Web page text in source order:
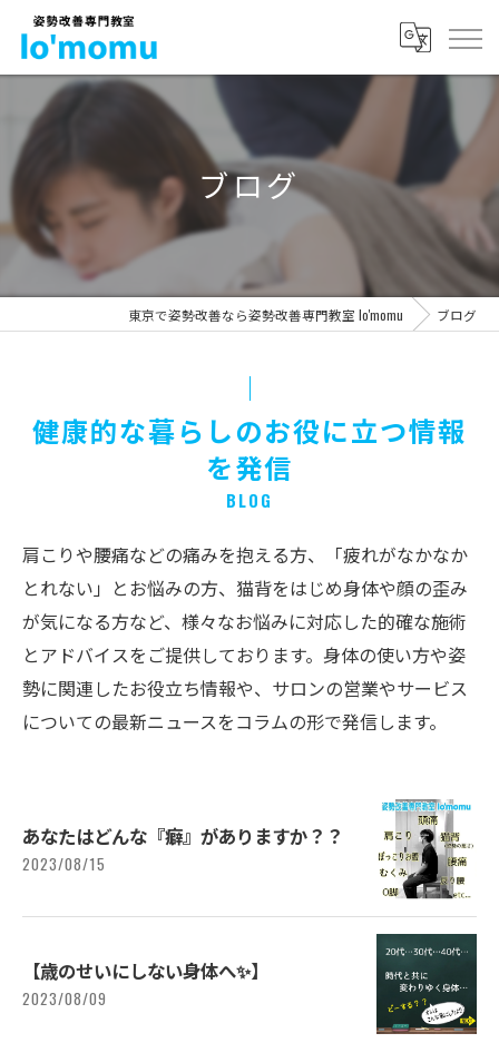
ブログ
東京で姿勢改善なら姿勢改善専門教室 lo'momu ブログ
健康的な暮らしのお役に立つ情報
を発信
BLOG
肩こりや腰痛などの痛みを抱える方、「疲れがなかなか
とれない」とお悩みの方、猫背をはじめ身体や顔の歪み
が気になる方など、様々なお悩みに対応した的確な施術
とアドバイスをご提供しております。身体の使い方や姿
勢に関連したお役立ち情報や、サロンの営業やサービス
についての最新ニュースをコラムの形で発信します。
あなたはどんな『癖』⁡がありますか？？⁡
2023/08/15
【歳のせいにしない身体へ✨】⁡⁡
2023/08/09